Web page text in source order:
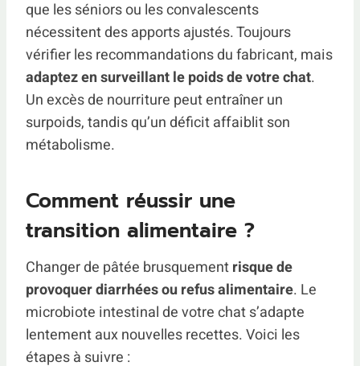
que les séniors ou les convalescents
nécessitent des apports ajustés. Toujours
vérifier les recommandations du fabricant, mais
adaptez en surveillant le poids de votre chat.
Un excès de nourriture peut entraîner un
surpoids, tandis qu’un déficit affaiblit son
métabolisme.
Comment réussir une
transition alimentaire ?
Changer de pâtée brusquementrisque de
provoquer diarrhées ou refus alimentaire. Le
microbiote intestinal de votre chat s’adapte
lentement aux nouvelles recettes. Voici les
étapes à suivre :